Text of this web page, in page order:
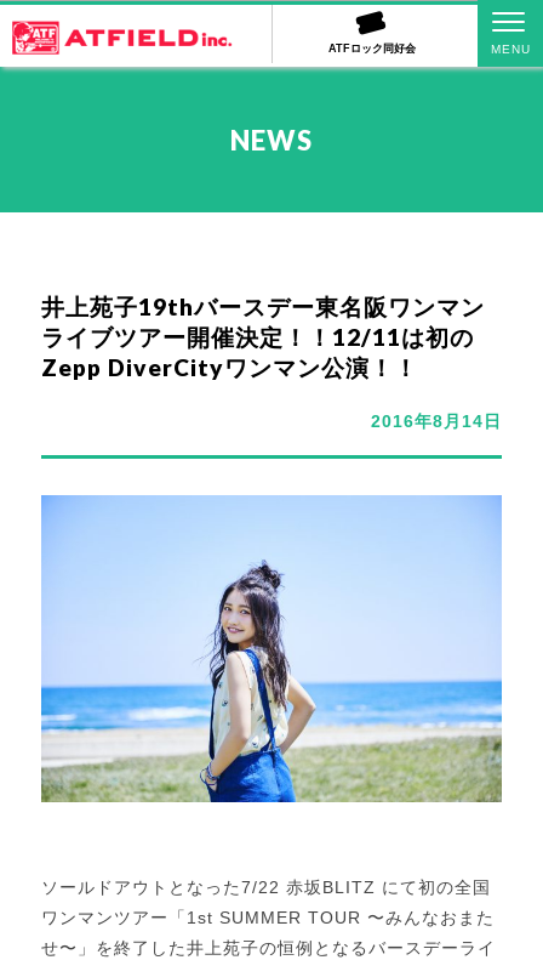
ATFロック同好会
NEWS
井上苑子19thバースデー東名阪ワンマン
ライブツアー開催決定！！12/11は初の
Zepp DiverCityワンマン公演！！
2016年8月14日
ソールドアウトとなった7/22 赤坂BLITZ にて初の全国
ワンマンツアー「1st SUMMER TOUR 〜みんなおまた
せ〜」を終了した井上苑子の恒例となるバースデーライ